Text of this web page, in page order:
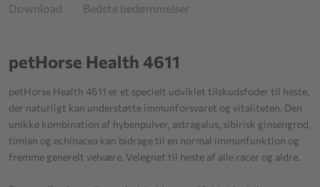
Download Bedste bedømmelser
petHorse Health 4611
petHorse Health 4611 er et specielt udviklet tilskudsfoder til heste,
der naturligt kan understøtte immunforsvaret og vitaliteten. Den
unikke kombination af hybenpulver, astragalus, sibirisk ginsengrod,
timian og echinacea kan bidrage til en normal immunfunktion og
fremme generelt velvære. Velegnet til heste af alle racer og aldre.